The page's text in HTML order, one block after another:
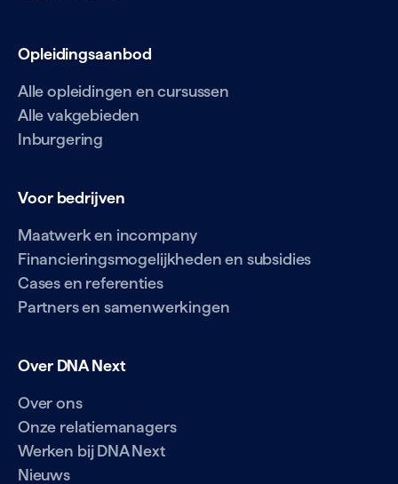
Opleidingsaanbod
Alle opleidingen en cursussen
Alle vakgebieden
Inburgering
Voor bedrijven
Maatwerk en incompany
Financieringsmogelijkheden en subsidies
Cases en referenties
Partners en samenwerkingen
Over DNA Next
Over ons
Onze relatiemanagers
Werken bij DNA Next
Nieuws